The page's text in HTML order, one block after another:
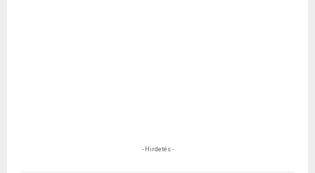
- Hirdetés -